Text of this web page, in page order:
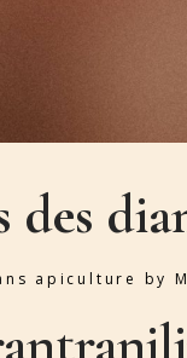
des
apiculture by